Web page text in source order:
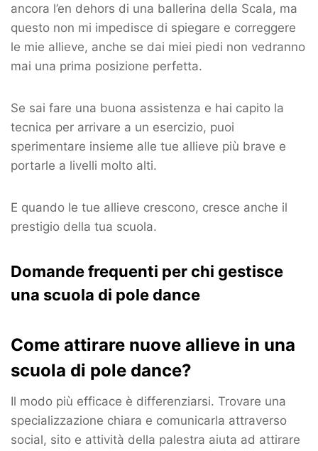
ancora l’en dehors di una ballerina della Scala, ma
questo non mi impedisce di spiegare e correggere
le mie allieve, anche se dai miei piedi non vedranno
mai una prima posizione perfetta.
Se sai fare una buona assistenza e hai capito la
tecnica per arrivare a un esercizio, puoi
sperimentare insieme alle tue allieve più brave e
portarle a livelli molto alti.
E quando le tue allieve crescono, cresce anche il
prestigio della tua scuola.
Domande frequenti per chi gestisce
una scuola di pole dance
Come attirare nuove allieve in una
scuola di pole dance?
Il modo più efficace è differenziarsi. Trovare una
specializzazione chiara e comunicarla attraverso
social, sito e attività della palestra aiuta ad attirare